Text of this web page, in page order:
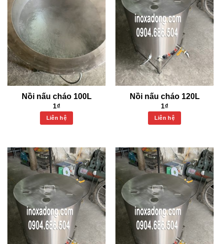
Nồi nấu cháo 100L
1₫
Liên hệ
Nồi nấu cháo 120L
1₫
Liên hệ